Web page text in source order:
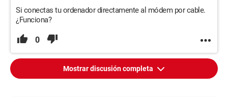
Si conectas tu ordenador directamente al módem por cable.
¿Funciona?
0
Mostrar discusión completa